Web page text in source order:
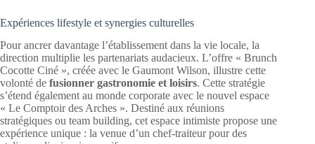
Expériences lifestyle et synergies culturelles
Pour ancrer davantage l’établissement dans la vie locale, la
direction multiplie les partenariats audacieux. L’offre « Brunch
Cocotte Ciné », créée avec le Gaumont Wilson, illustre cette
volonté de fusionner gastronomie et loisirs. Cette stratégie
s’étend également au monde corporate avec le nouvel espace
« Le Comptoir des Arches ». Destiné aux réunions
stratégiques ou team building, cet espace intimiste propose une
expérience unique : la venue d’un chef-traiteur pour des